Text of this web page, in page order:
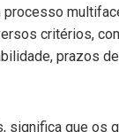
critérios,
prazos
significa que os